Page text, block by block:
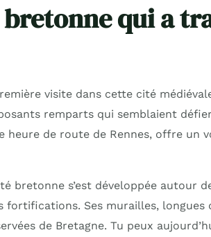
qui a
visite dans cette cité
remparts qui semblaient
de route de Rennes, offre un
bretonne s’est développée autour
fortifications. Ses murailles, longues
de Bretagne. Tu peux